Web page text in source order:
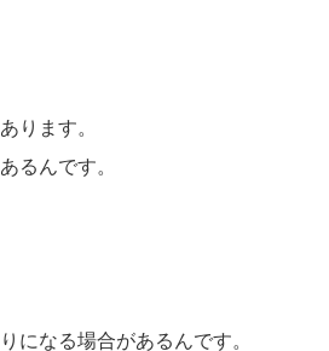
ります。
るんです。
になる場合があるんです。